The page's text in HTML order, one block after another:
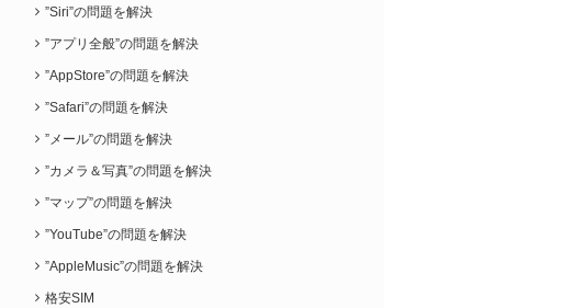
”Siri”の問題を解決
”アプリ全般”の問題を解決
”AppStore”の問題を解決
”Safari”の問題を解決
”メール”の問題を解決
”カメラ＆写真”の問題を解決
”マップ”の問題を解決
”YouTube”の問題を解決
”AppleMusic”の問題を解決
格安SIM